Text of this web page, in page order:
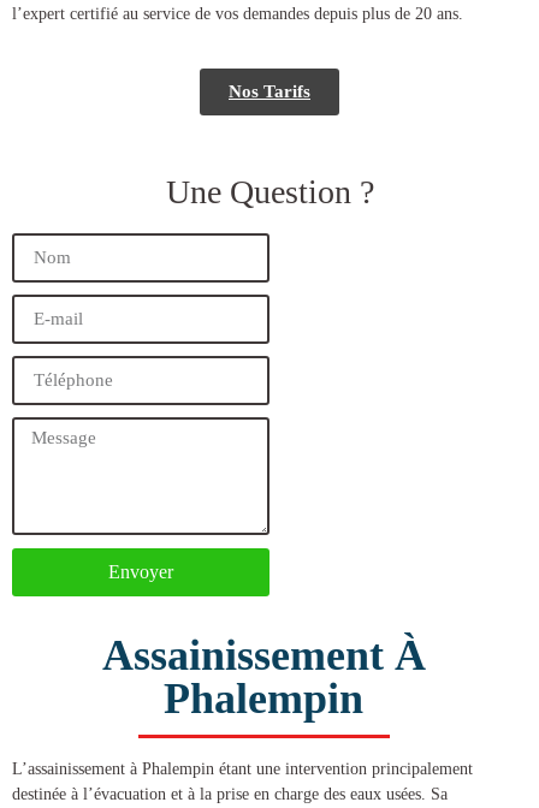
l’expert certifié au service de vos demandes depuis plus de 20 ans.
Nos Tarifs
Une Question ?
Envoyer
Assainissement À
Phalempin
L’assainissement à Phalempin étant une intervention principalement
destinée à l’évacuation et à la prise en charge des eaux usées. Sa